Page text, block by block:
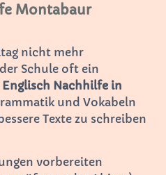
Montabaur
nicht mehr
Schule oft ein
Englisch Nachhilfe in
und Vokabeln
Texte zu schreiben
vorbereiten